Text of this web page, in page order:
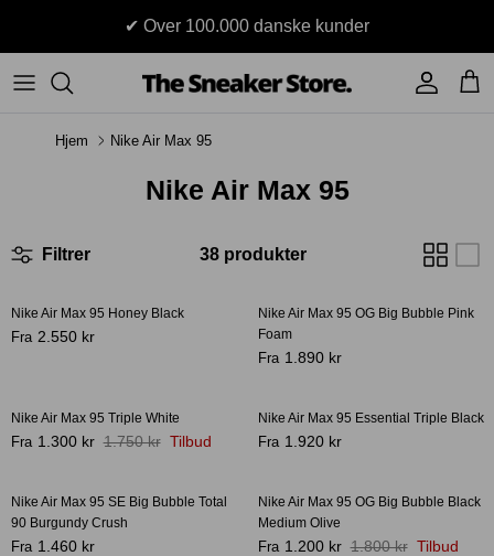
✔ Over 100.000 danske kunder
Sneakers
Adidas
UGG
Yeezy
New Balance
Stüssy
Supreme
BAPE - A Bathing Ape
TSS Collection
Accessories
Sneaker boks
Hjem Nike Air Max 95
Nike Air Max 95
Filtrer 38 produkter
Nike Air Max 95 Honey Black
Fra 2.550 kr
-36%
Nike Air Max 95 OG Big Bubble Pink
Foam
Fra 1.890 kr
-43%
Nike Air Max 95 Triple White
Fra 1.300 kr 1.750 kr Tilbud
Nike Air Max 95 Essential Triple Black
Fra 1.920 kr
Nike Air Max 95 SE Big Bubble Total
90 Burgundy Crush
Fra 1.460 kr
-36%
Nike Air Max 95 OG Big Bubble Black
Medium Olive
Fra 1.200 kr 1.800 kr Tilbud